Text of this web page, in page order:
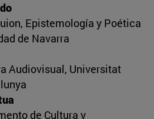
Epistemología y Poética
de Navarra
Audiovisual, Universitat
de Cultura y